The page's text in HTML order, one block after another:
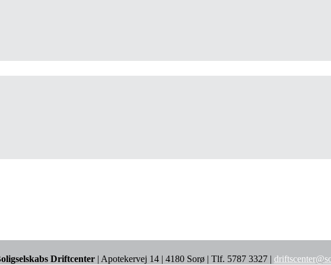
Driftcenter| Apotekervej 14 | 4180 Sorø | Tlf. 5787 3327 |